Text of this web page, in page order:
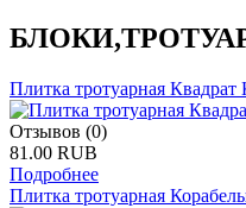
Плитка тротуарная
Отзывов (0)
81.00 RUB
Подробнее
Плитка тротуарная